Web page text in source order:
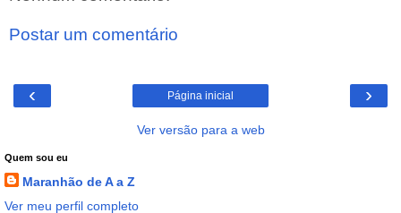
Postar um comentário
‹ ›
Página inicial
Ver versão para a web
Quem sou eu
Maranhão de A a Z
Ver meu perfil completo